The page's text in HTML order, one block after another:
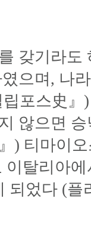
갖기라도
으며, 나
포스史
않으면
) 티마이
이탈리아
되었다 (플